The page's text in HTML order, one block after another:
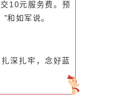
10元服务费。预
和如军说。
深扎牢，念好蓝